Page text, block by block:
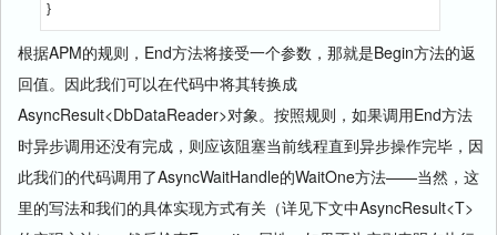
}
根据APM的规则，End方法将接受一个参数，那就是Begin方法的返
回值。因此我们可以在代码中将其转换成
AsyncResult<DbDataReader>对象。按照规则，如果调用End方法
时异步调用还没有完成，则应该阻塞当前线程直到异步操作完毕，因
此我们的代码调用了AsyncWaitHandle的WaitOne方法——当然，这
里的写法和我们的具体实现方式有关（详见下文中AsyncResult<T>